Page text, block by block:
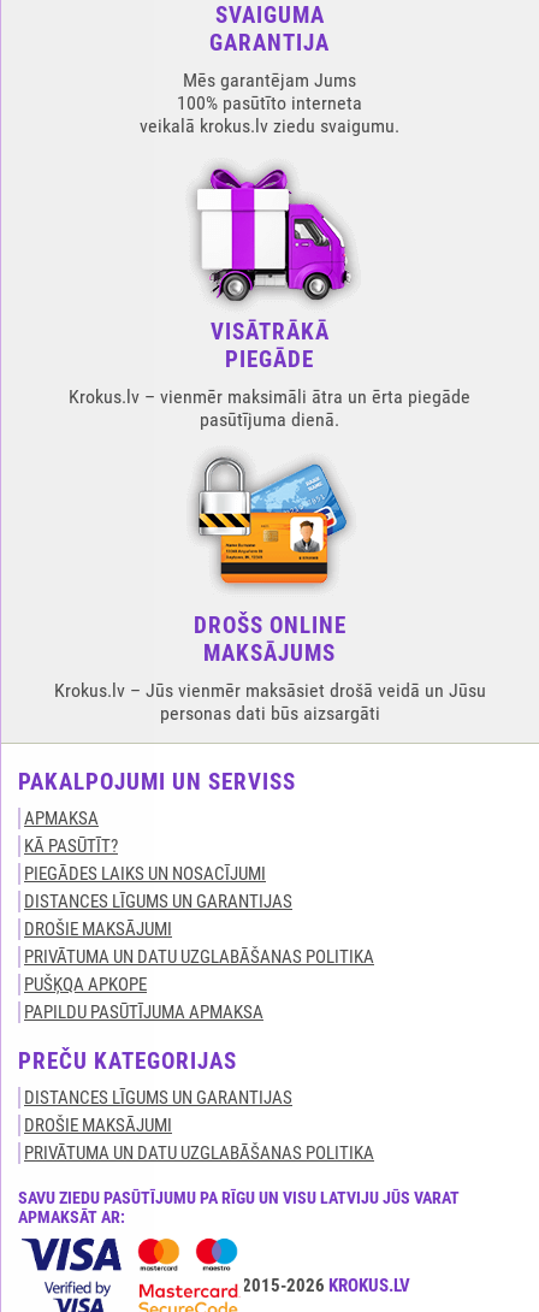
SVAIGUMA
GARANTIJA
Mēs garantējam Jums
100% pasūtīto interneta
veikalā krokus.lv ziedu svaigumu.
VISĀTRĀKĀ
PIEGĀDE
Krokus.lv – vienmēr maksimāli ātra un ērta piegāde
pasūtījuma dienā.
DROŠS ONLINE
MAKSĀJUMS
Krokus.lv – Jūs vienmēr maksāsiet drošā veidā un Jūsu
personas dati būs aizsargāti
PAKALPOJUMI UN SERVISS
APMAKSA
KĀ PASŪTĪT?
PIEGĀDES LAIKS UN NOSACĪJUMI
DISTANCES LĪGUMS UN GARANTIJAS
DROŠIE MAKSĀJUMI
PRIVĀTUMA UN DATU UZGLABĀŠANAS POLITIKA
PUŠĶQA APKOPE
PAPILDU PASŪTĪJUMA APMAKSA
PREČU KATEGORIJAS
DISTANCES LĪGUMS UN GARANTIJAS
DROŠIE MAKSĀJUMI
PRIVĀTUMA UN DATU UZGLABĀŠANAS POLITIKA
SAVU ZIEDU PASŪTĪJUMU PA RĪGU UN VISU LATVIJU JŪS VARAT
APMAKSĀT AR:
Visas tiesības ir aizsargātas© 2015-2026 KROKUS.LV